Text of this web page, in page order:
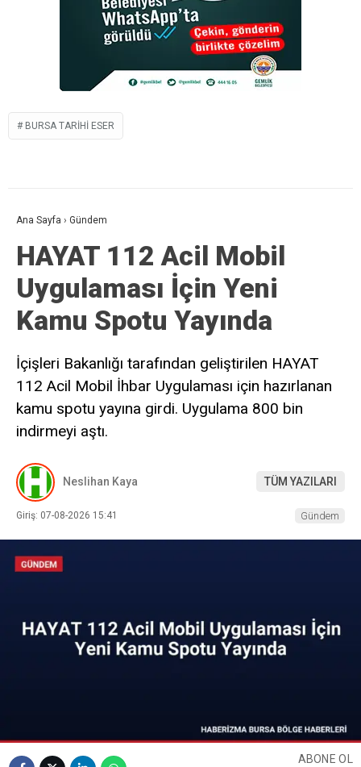
BURSA TARIHI ESER
Ana Sayfa › Gündem
HAYAT 112 Acil Mobil
Uygulaması İçin Yeni
Kamu Spotu Yayında
İçişleri Bakanlığı tarafından geliştirilen HAYAT
112 Acil Mobil İhbar Uygulaması için hazırlanan
kamu spotu yayına girdi. Uygulama 800 bin
indirmeyi aştı.
Neslihan Kaya TÜM YAZILARI
Giriş: 07-08-2026 15:41 Gündem
ABONE OL